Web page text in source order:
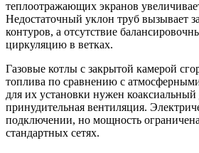
теплоотражающих экранов
Недостаточный уклон труб вызывает
контуров, а отсутствие
циркуляцию в ветках.
Газовые котлы с закрытой камерой
топлива по сравнению с
для их установки нужен
принудительная вентиляция.
подключении, но мощность
стандартных сетях.